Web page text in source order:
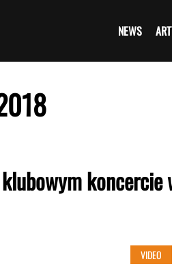
NEWS
koncercie
VIDEO